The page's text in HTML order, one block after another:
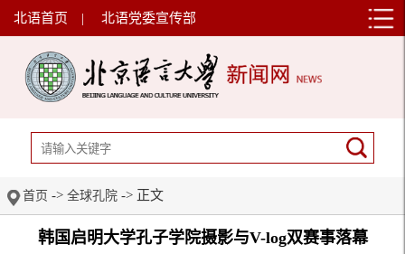
北语首页 | 北语党委宣传部
首页 -> 全球孔院 -> 正文
韩国启明大学孔子学院摄影与V-log双赛事落幕